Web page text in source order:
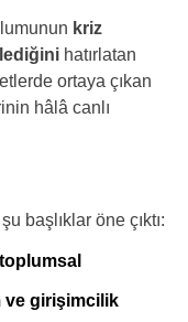
kriz
hatırlatan
ortaya çıkan
hâlâ canlı
başlıklar öne çıktı:
toplumsal
ve girişimcilik